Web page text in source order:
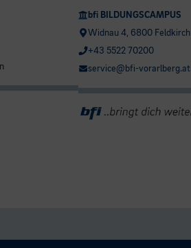
bfi BILDUNGSCAMPUS
Widnau 4, 6800 Feldkirch
+43 5522 70200
service@bfi-vorarlberg.at